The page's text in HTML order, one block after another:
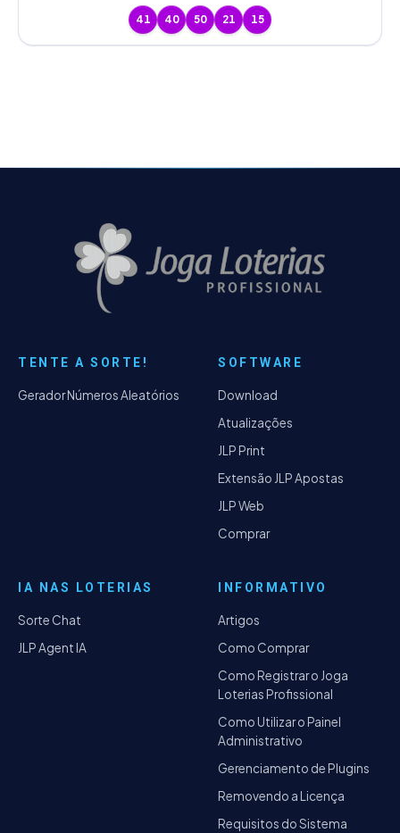
41 40 50 21 15
TENTE A SORTE!
Gerador Números Aleatórios
SOFTWARE
Download
Atualizações
JLP Print
Extensão JLP Apostas
JLP Web
Comprar
IA NAS LOTERIAS
Sorte Chat
JLP Agent IA
INFORMATIVO
Artigos
Como Comprar
Como Registrar o Joga
Loterias Profissional
Como Utilizar o Painel
Administrativo
Gerenciamento de Plugins
Removendo a Licença
Requisitos do Sistema